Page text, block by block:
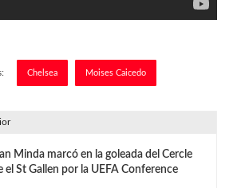
Chelsea Moises Caicedo
Minda marcó en la goleada del Cercle
el St Gallen por la UEFA Conference